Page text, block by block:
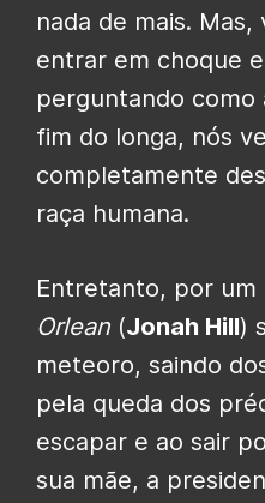
nada de mais.
entrar em choque
perguntando como
fim do longa, nós
completamente
raça humana.
Entretanto, por um
Orlean (Jonah Hill)
meteoro, saindo
pela queda dos
escapar e ao sair
sua mãe, a